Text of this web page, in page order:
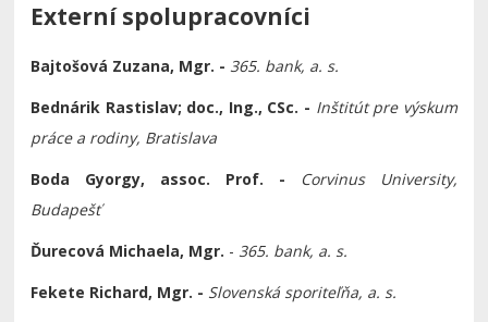
Externí spolupracovníci
Bajtošová Zuzana, Mgr. - 365. bank, a. s.
Bednárik Rastislav; doc., Ing., CSc. - Inštitút pre výskum
práce a rodiny, Bratislava
Boda Gyorgy, assoc. Prof. -
Corvinus University,
Budapešť
Ďurecová Michaela, Mgr. -365. bank, a. s.
Fekete Richard, Mgr. - Slovenská sporiteľňa, a. s.